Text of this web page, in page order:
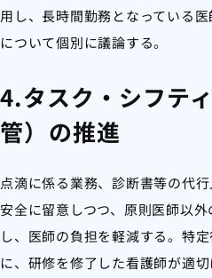
用し、長時間勤務となっている
について個別に議論する。
4.タスク・シフテ
管）の推進
点滴に係る業務、診断書等の代
安全に留意しつつ、原則医師以
し、医師の負担を軽減する。特
に、研修を修了した看護師が適